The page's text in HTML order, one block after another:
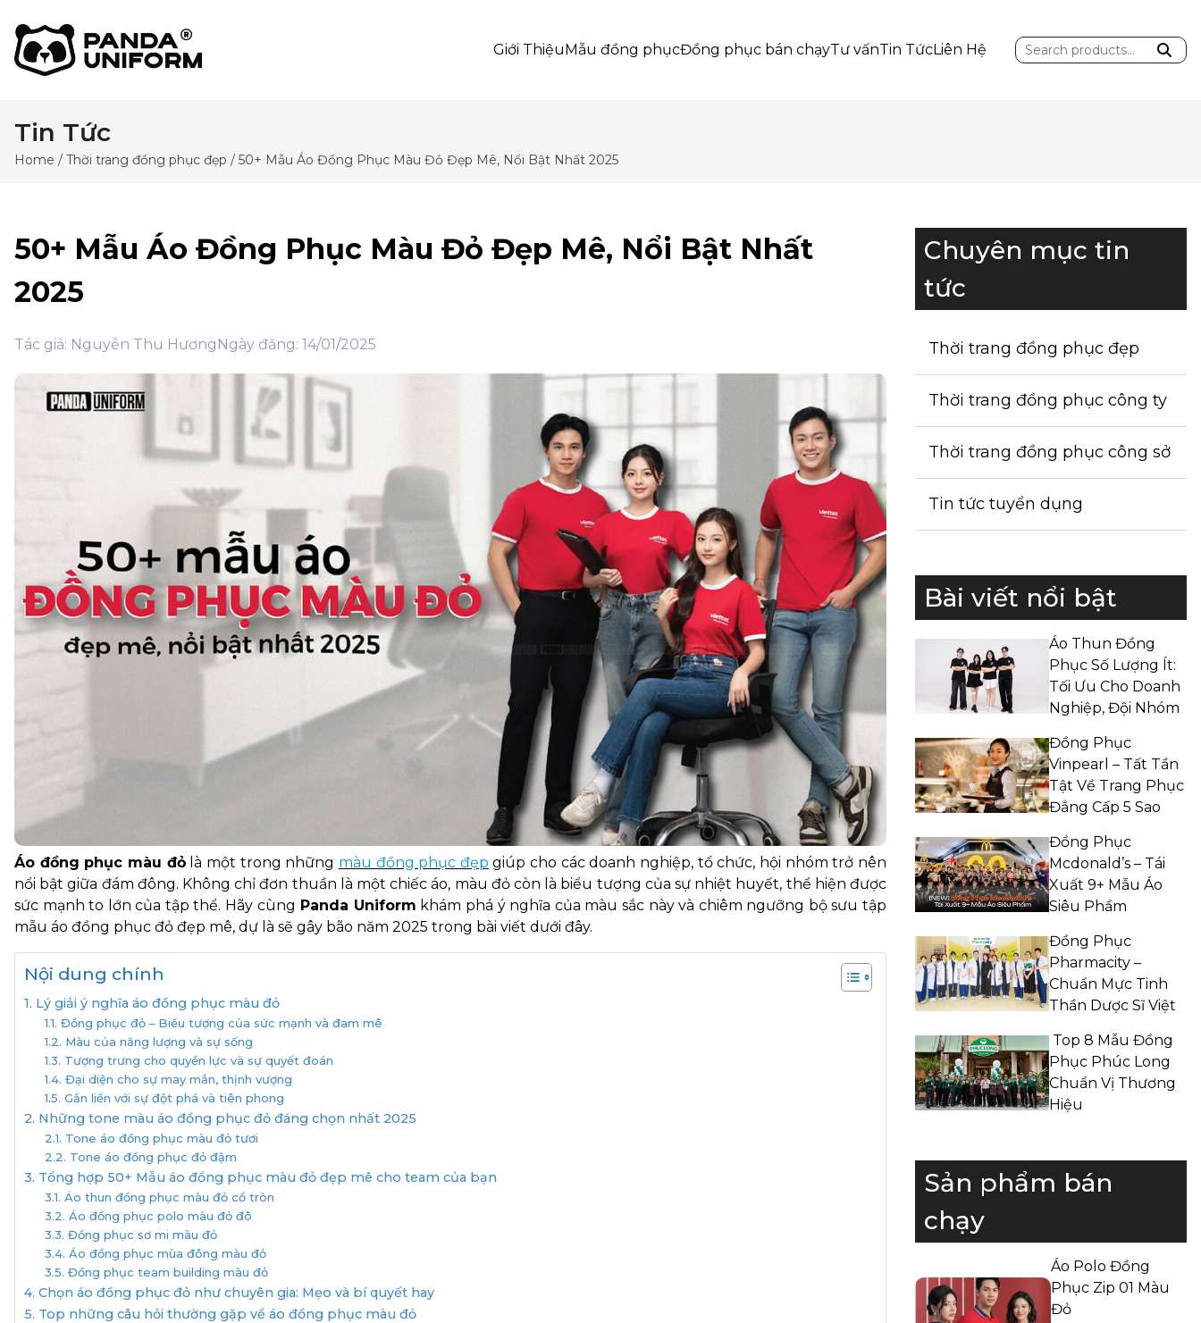
Giới ThiệuMẫu đồng phụcĐồng phục bán chạyTư vấnTin TứcLiên Hệ
Search
for:
Tin Tức
Home / Thời trang đồng phục đẹp / 50+ Mẫu Áo Đồng Phục Màu Đỏ Đẹp Mê, Nổi Bật Nhất 2025
50+ Mẫu Áo Đồng Phục Màu Đỏ Đẹp Mê, Nổi Bật Nhất
2025
Tác giả: Nguyễn Thu Hương Ngày đăng: 14/01/2025
Áo đồng phục màu đỏlà một trong những màu đồng phục đẹp giúp cho các doanh nghiệp, tổ chức, hội nhóm trở nên
nổi bật giữa đám đông. Không chỉ đơn thuần là một chiếc áo, màu đỏ còn là biểu tượng của sự nhiệt huyết, thể hiện được
sức mạnh to lớn của tập thể. Hãy cùng Panda Uniform khám phá ý nghĩa của màu sắc này và chiêm ngưỡng bộ sưu tập
mẫu áo đồng phục đỏ đẹp mê, dự là sẽ gây bão năm 2025 trong bài viết dưới đây.
Nội dung chính
1. Lý giải ý nghĩa áo đồng phục màu đỏ
1.1. Đồng phục đỏ – Biểu tượng của sức mạnh và đam mê
1.2. Màu của năng lượng và sự sống
1.3. Tượng trưng cho quyền lực và sự quyết đoán
1.4. Đại diện cho sự may mắn, thịnh vượng
1.5. Gắn liền với sự đột phá và tiên phong
2. Những tone màu áo đồng phục đỏ đáng chọn nhất 2025
2.1. Tone áo đồng phục màu đỏ tươi
2.2. Tone áo đồng phục đỏ đậm
3. Tổng hợp 50+ Mẫu áo đồng phục màu đỏ đẹp mê cho team của bạn
3.1. Áo thun đồng phục màu đỏ cổ tròn
3.2. Áo đồng phục polo màu đỏ đô
3.3. Đồng phục sơ mi màu đỏ
3.4. Áo đồng phục mùa đông màu đỏ
3.5. Đồng phục team building màu đỏ
4. Chọn áo đồng phục đỏ như chuyên gia: Mẹo và bí quyết hay
5. Top những câu hỏi thường gặp về áo đồng phục màu đỏ
Chuyên mục tin
tức
Thời trang đồng phục đẹp
Thời trang đồng phục công ty
Thời trang đồng phục công sở
Tin tức tuyển dụng
Bài viết nổi bật
Áo Thun Đồng
Phục Số Lượng Ít:
Tối Ưu Cho Doanh
Nghiệp, Đội Nhóm
Đồng Phục
Vinpearl – Tất Tần
Tật Về Trang Phục
Đẳng Cấp 5 Sao
Đồng Phục
Mcdonald’s – Tái
Xuất 9+ Mẫu Áo
Siêu Phẩm
Đồng Phục
Pharmacity –
Chuẩn Mực Tinh
Thần Dược Sĩ Việt
Top 8 Mẫu Đồng
Phục Phúc Long
Chuẩn Vị Thương
Hiệu
Sản phẩm bán
chạy
Áo Polo Đồng
Phục Zip 01 Màu
Đỏ